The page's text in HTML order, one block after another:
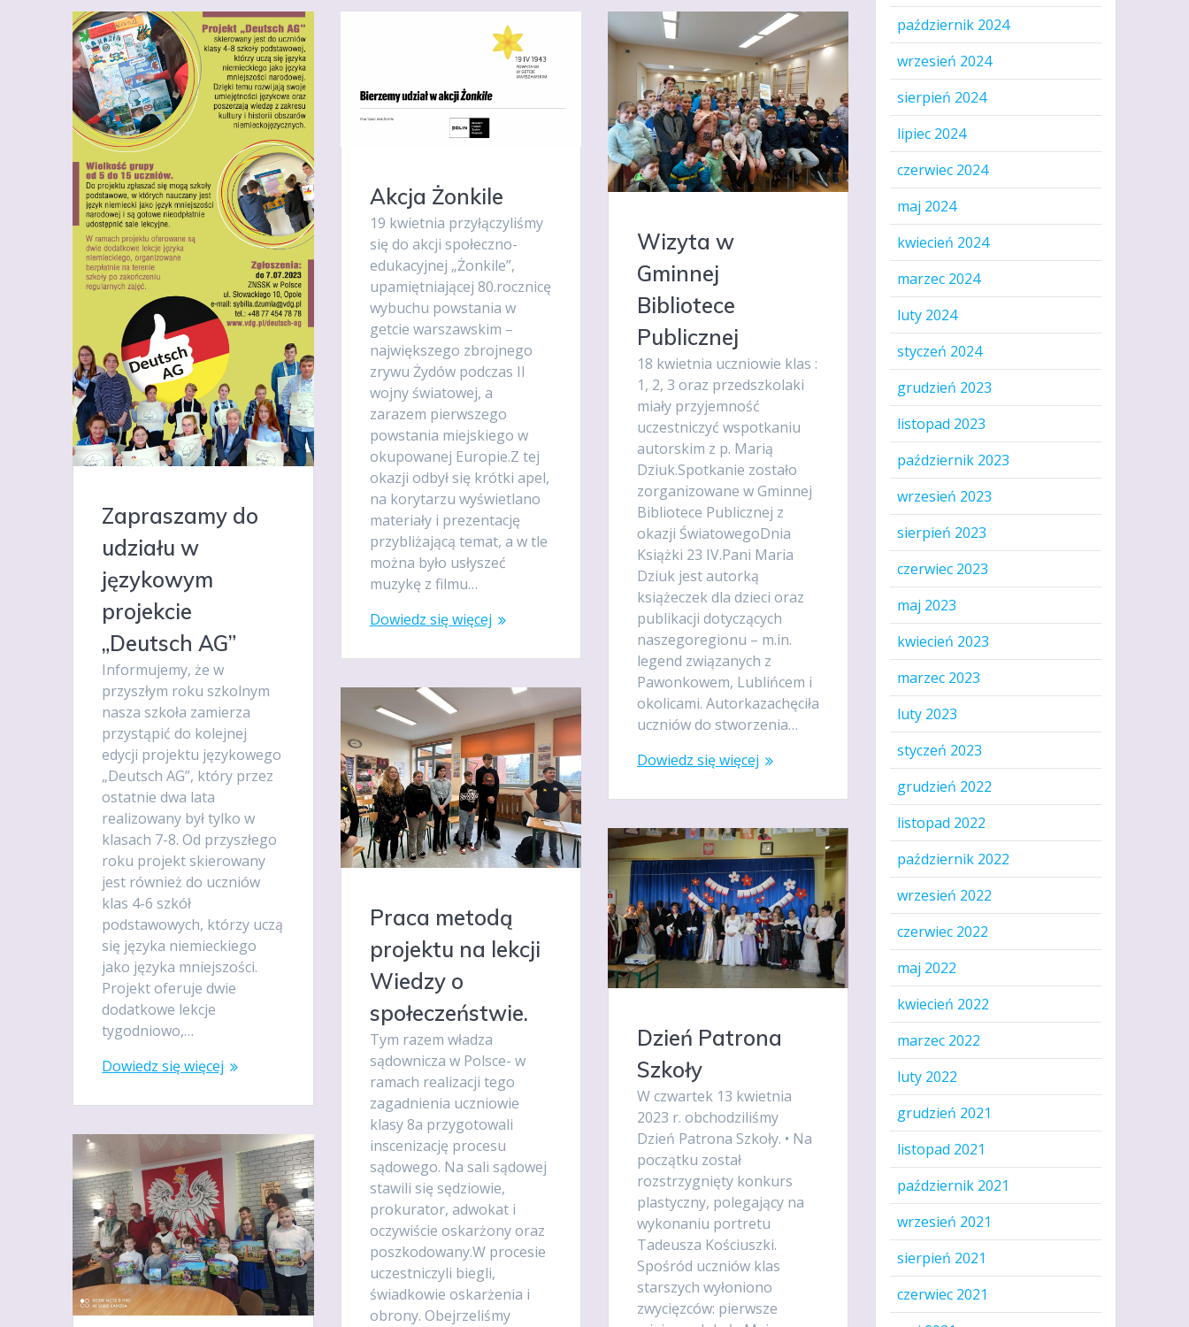
Zapraszamy do
udziału w
językowym
projekcie
„Deutsch AG”
Informujemy, że w
przyszłym roku szkolnym
nasza szkoła zamierza
przystąpić do kolejnej
edycji projektu językowego
„Deutsch AG”, który przez
ostatnie dwa lata
realizowany był tylko w
klasach 7-8. Od przyszłego
roku projekt skierowany
jest również do uczniów
klas 4-6 szkół
podstawowych, którzy uczą
się języka niemieckiego
jako języka mniejszości.
Projekt oferuje dwie
dodatkowe lekcje
tygodniowo,…
Dowiedz się więcej
Akcja Żonkile
19 kwietnia przyłączyliśmy
się do akcji społeczno-
edukacyjnej „Żonkile”,
upamiętniającej 80.rocznicę
wybuchu powstania w
getcie warszawskim –
największego zbrojnego
zrywu Żydów podczas II
wojny światowej, a
zarazem pierwszego
powstania miejskiego w
okupowanej Europie.Z tej
okazji odbył się krótki apel,
na korytarzu wyświetlano
materiały i prezentację
przybliżającą temat, a w tle
można było usłyszeć
muzykę z filmu…
Dowiedz się więcej
Wizyta w
Gminnej
Bibliotece
Publicznej
18 kwietnia uczniowie klas :
1, 2, 3 oraz przedszkolaki
miały przyjemność
uczestniczyć wspotkaniu
autorskim z p. Marią
Dziuk.Spotkanie zostało
zorganizowane w Gminnej
Bibliotece Publicznej z
okazji ŚwiatowegoDnia
Książki 23 IV.Pani Maria
Dziuk jest autorką
książeczek dla dzieci oraz
publikacji dotyczących
naszegoregionu – m.in.
legend związanych z
Pawonkowem, Lublińcem i
okolicami. Autorkazachęciła
uczniów do stworzenia…
Dowiedz się więcej
Praca metodą
projektu na lekcji
Wiedzy o
społeczeństwie.
Tym razem władza
sądownicza w Polsce- w
ramach realizacji tego
zagadnienia uczniowie
klasy 8a przygotowali
inscenizację procesu
sądowego. Na sali sądowej
stawili się sędziowie,
prokurator, adwokat i
oczywiście oskarżony oraz
poszkodowany.W procesie
uczestniczyli biegli,
świadkowie oskarżenia i
obrony. Obejrzeliśmy
Dzień Patrona
Szkoły
W czwartek 13 kwietnia
2023 r. obchodziliśmy
Dzień Patrona Szkoły. • Na
początku został
rozstrzygnięty konkurs
plastyczny, polegający na
wykonaniu portretu
Tadeusza Kościuszki.
Spośród uczniów klas
starszych wyłoniono
zwycięzców: pierwsze
październik 2024
wrzesień 2024
sierpień 2024
lipiec 2024
czerwiec 2024
maj 2024
kwiecień 2024
marzec 2024
luty 2024
styczeń 2024
grudzień 2023
listopad 2023
październik 2023
wrzesień 2023
sierpień 2023
czerwiec 2023
maj 2023
kwiecień 2023
marzec 2023
luty 2023
styczeń 2023
grudzień 2022
listopad 2022
październik 2022
wrzesień 2022
czerwiec 2022
maj 2022
kwiecień 2022
marzec 2022
luty 2022
grudzień 2021
listopad 2021
październik 2021
wrzesień 2021
sierpień 2021
czerwiec 2021